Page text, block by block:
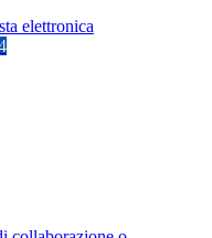
elettronica